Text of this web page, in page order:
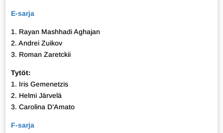
E-sarja
1. Rayan Mashhadi Aghajan
2. Andrei Zuikov
3. Roman Zaretckii
Tytöt:
1. Iris Gemenetzis
2. Helmi Järvelä
3. Carolina D’Amato
F-sarja